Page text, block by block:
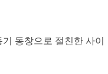
동창으로 절친한 사이